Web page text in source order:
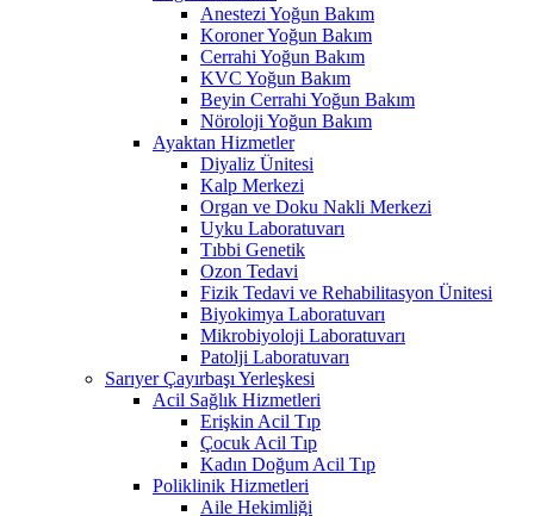
Anestezi Yoğun Bakım
Koroner Yoğun Bakım
Cerrahi Yoğun Bakım
KVC Yoğun Bakım
Beyin Cerrahi Yoğun Bakım
Nöroloji Yoğun Bakım
Ayaktan Hizmetler
Diyaliz Ünitesi
Kalp Merkezi
Organ ve Doku Nakli Merkezi
Uyku Laboratuvarı
Tıbbi Genetik
Ozon Tedavi
Fizik Tedavi ve Rehabilitasyon Ünitesi
Biyokimya Laboratuvarı
Mikrobiyoloji Laboratuvarı
Patolji Laboratuvarı
Sarıyer Çayırbaşı Yerleşkesi
Acil Sağlık Hizmetleri
Erişkin Acil Tıp
Çocuk Acil Tıp
Kadın Doğum Acil Tıp
Poliklinik Hizmetleri
Aile Hekimliği